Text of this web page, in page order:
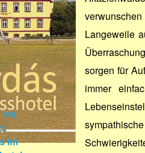
Langeweile
sorgen für
immer